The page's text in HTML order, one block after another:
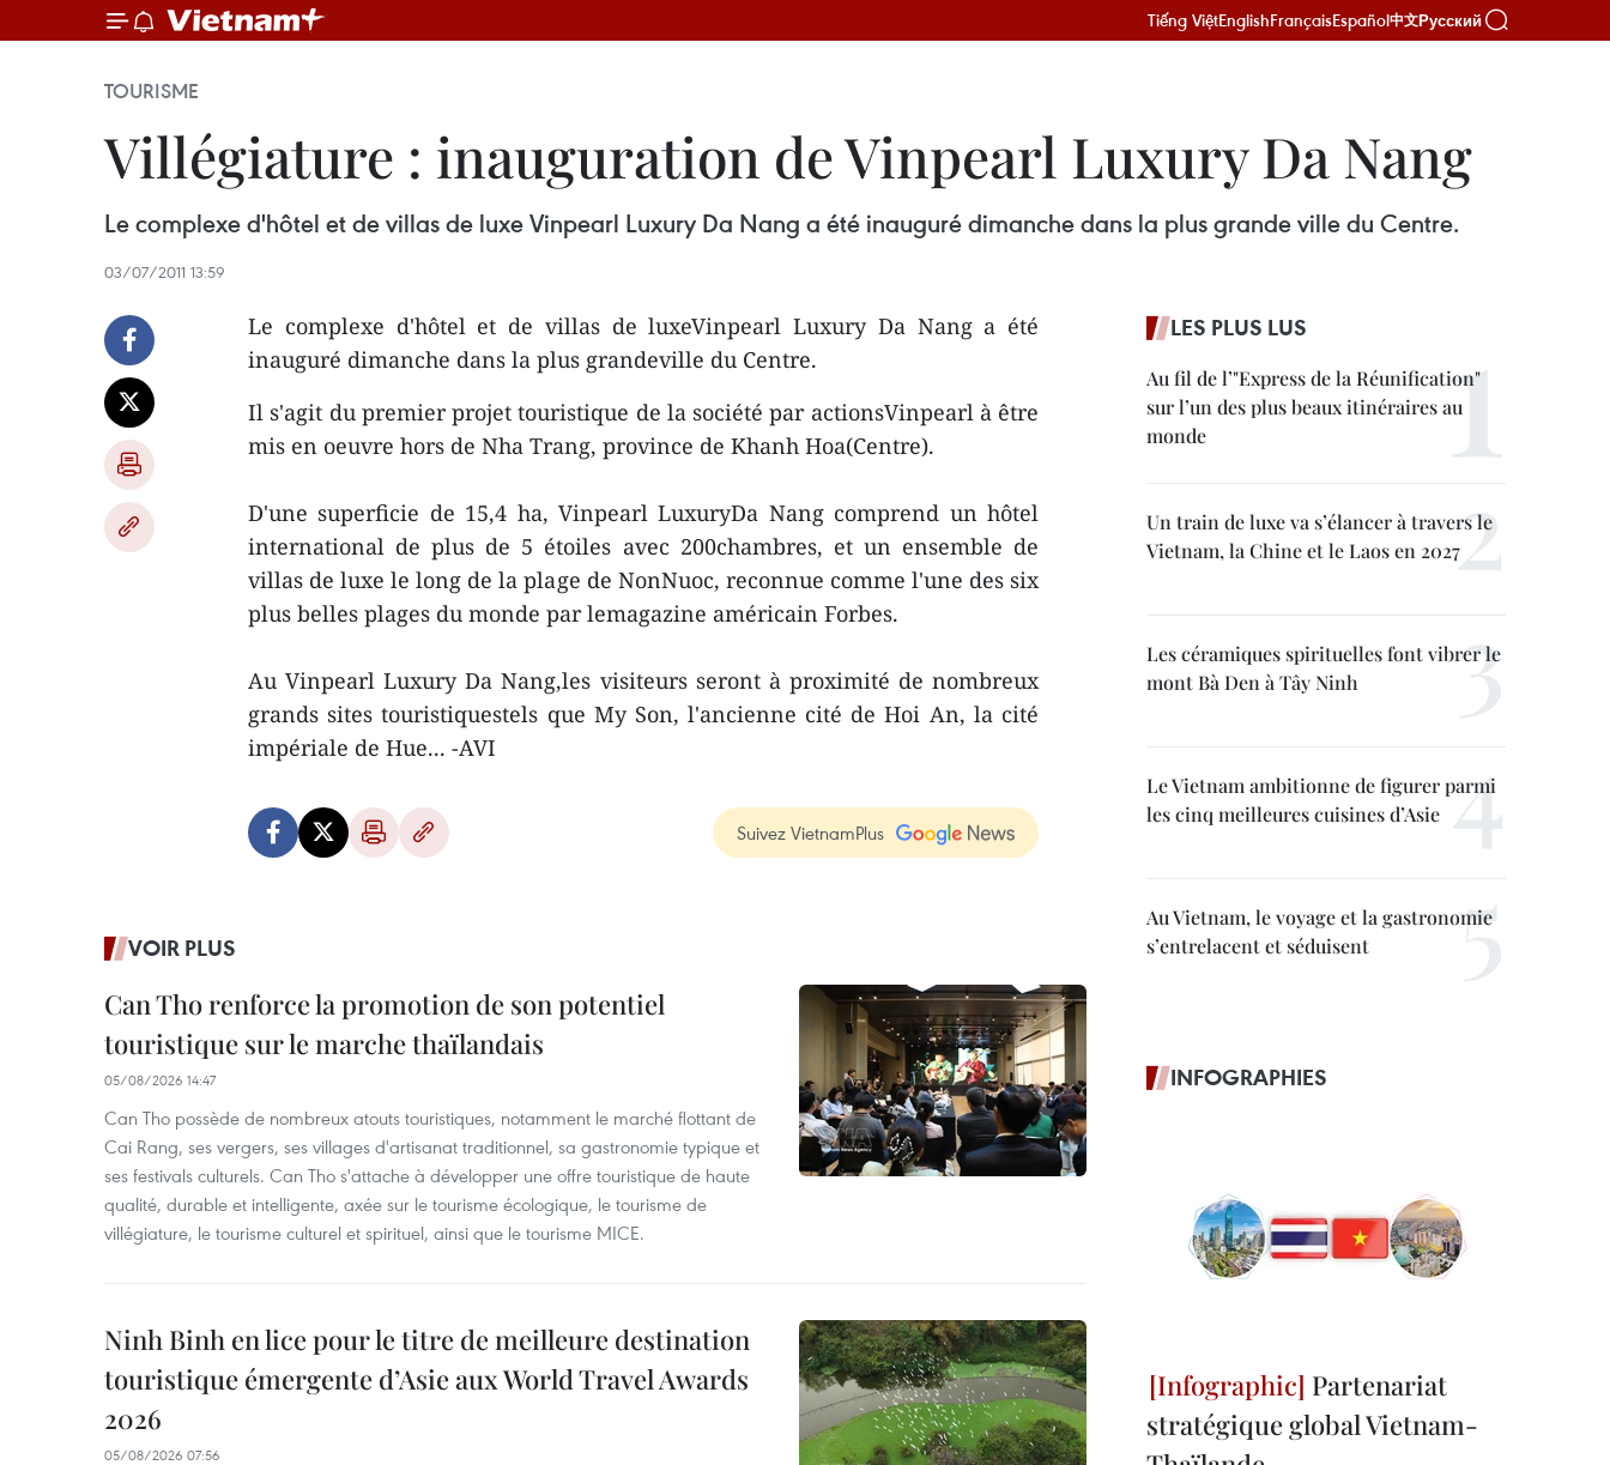
Tiếng ViệtEnglishFrançaisEspañol中文Русский
TOURISME
Villégiature : inauguration de Vinpearl Luxury Da Nang
Le complexe d'hôtel et de villas de luxe Vinpearl Luxury Da Nang a été inauguré dimanche dans la plus grande ville du Centre.
03/07/2011 13:59
Le complexe d'hôtel et de villas de luxeVinpearl Luxury Da Nang a été
inauguré dimanche dans la plus grandeville du Centre.
Il s'agit du premier projet touristique de la société par actionsVinpearl à être
mis en oeuvre hors de Nha Trang, province de Khanh Hoa(Centre).
D'une superficie de 15,4 ha, Vinpearl LuxuryDa Nang comprend un hôtel
international de plus de 5 étoiles avec 200chambres, et un ensemble de
villas de luxe le long de la plage de NonNuoc, reconnue comme l'une des six
plus belles plages du monde par lemagazine américain Forbes.
Au Vinpearl Luxury Da Nang,les visiteurs seront à proximité de nombreux
grands sites touristiquestels que My Son, l'ancienne cité de Hoi An, la cité
impériale de Hue... -AVI
Suivez VietnamPlus
VOIR PLUS
Can Tho renforce la promotion de son potentiel
touristique sur le marche thaïlandais
05/08/2026 14:47
Can Tho possède de nombreux atouts touristiques, notamment le marché flottant de
Cai Rang, ses vergers, ses villages d'artisanat traditionnel, sa gastronomie typique et
ses festivals culturels. Can Tho s'attache à développer une offre touristique de haute
qualité, durable et intelligente, axée sur le tourisme écologique, le tourisme de
villégiature, le tourisme culturel et spirituel, ainsi que le tourisme MICE.
Ninh Binh en lice pour le titre de meilleure destination
touristique émergente d’Asie aux World Travel Awards
2026
05/08/2026 07:56
LES PLUS LUS
Au fil de l’"Express de la Réunification"
sur l’un des plus beaux itinéraires au
monde
Un train de luxe va s’élancer à travers le
Vietnam, la Chine et le Laos en 2027
Les céramiques spirituelles font vibrer le
mont Bà Den à Tây Ninh
Le Vietnam ambitionne de figurer parmi
les cinq meilleures cuisines d’Asie
Au Vietnam, le voyage et la gastronomie
s’entrelacent et séduisent
INFOGRAPHIES
Partenariat
stratégique global Vietnam-